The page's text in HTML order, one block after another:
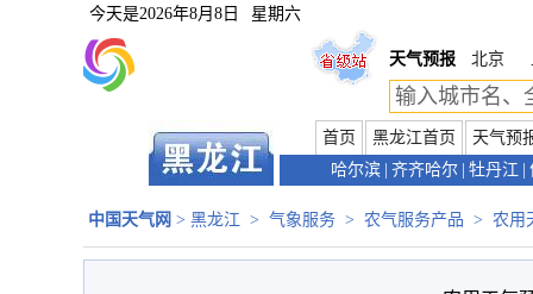
今天是2026年8月8日 星期六
天气预报 北京
首页 黑龙江首页
天气预
哈尔滨 齐齐哈尔 牡丹江
中国天气网 > 黑龙江 > 气象服务 > 农气服务产品 > 农用